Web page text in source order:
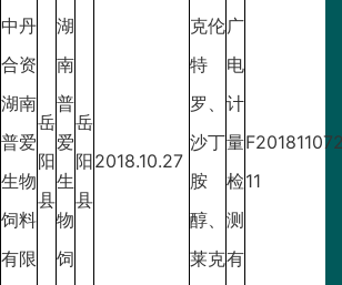
中丹
合资
湖南
普爱
生物
饲料
有限
岳
阳
县
湖
南
普
爱
生
物
饲
岳
阳
县
2018.10.27
克伦
特
罗、
沙丁
胺
醇、
莱克
广
电
计
量
检
测
有
11